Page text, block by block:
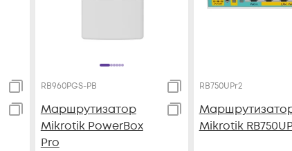
RB960PGS-PB
Маршрутизатор
Mikrotik PowerBox
Pro
RB750UPr2
Mikrotik